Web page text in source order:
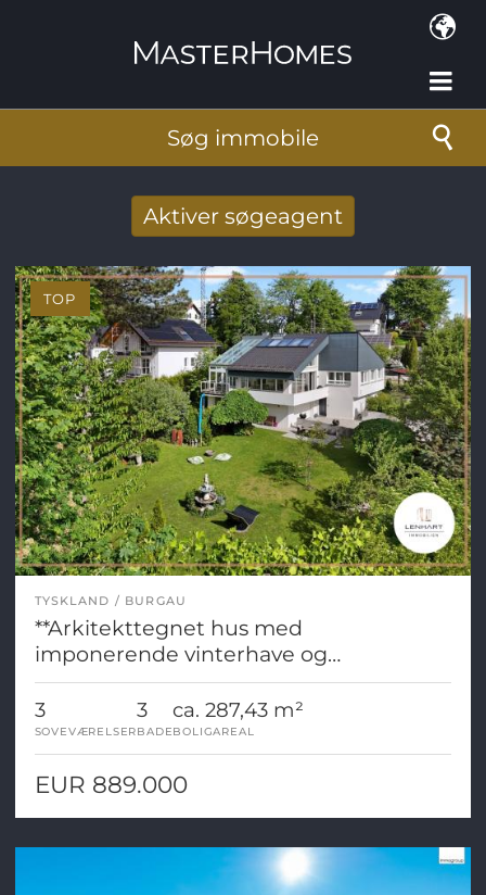
Søg immobile
Aktiver søgeagent
E-mail-adresse*
TYSKLAND BURGAU
**Arkitekttegnet hus med
imponerende vinterhave og
parklignende grund**
3
SOVEVÆRELSER
3
BADE
ca. 287,43 m²
BOLIGAREAL
EUR 889.000
TOP